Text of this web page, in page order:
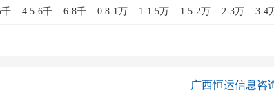
销售 销售顾问 软件销售 销售代表 互联网销售 酒店
千 4.5-6千 6-8千 0.8-1万 1-1.5万 1.5-2万 2-3万 3-4
广西恒运信息咨